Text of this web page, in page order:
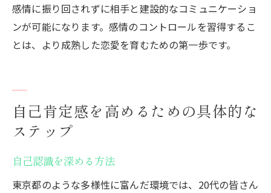
感情に振り回されずに相手と建設的なコミュニケーショ
ンが可能になります。感情のコントロールを習得するこ
とは、より成熟した恋愛を育むための第一歩です。
自己肯定感を高めるための具体的な
ステップ
自己認識を深める方法
東京都のような多様性に富んだ環境では、20代の皆さん